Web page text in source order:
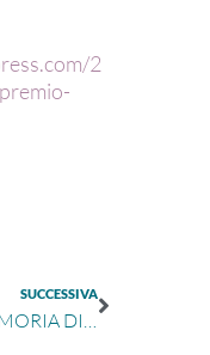
2
SUCCESSIVA
IN MEMORIA DI CHIARA MELANDRI